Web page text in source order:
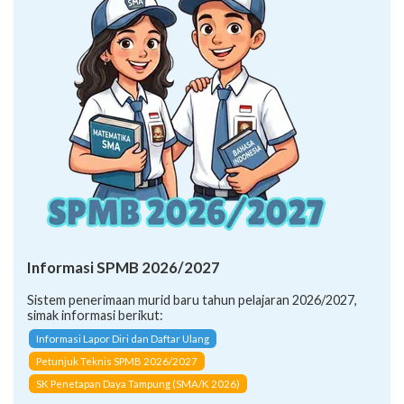
Informasi SPMB 2026/2027
Sistem penerimaan murid baru tahun pelajaran 2026/2027,
simak informasi berikut:
Informasi Lapor Diri dan Daftar Ulang
Petunjuk Teknis SPMB 2026/2027
SK Penetapan Daya Tampung (SMA/K 2026)